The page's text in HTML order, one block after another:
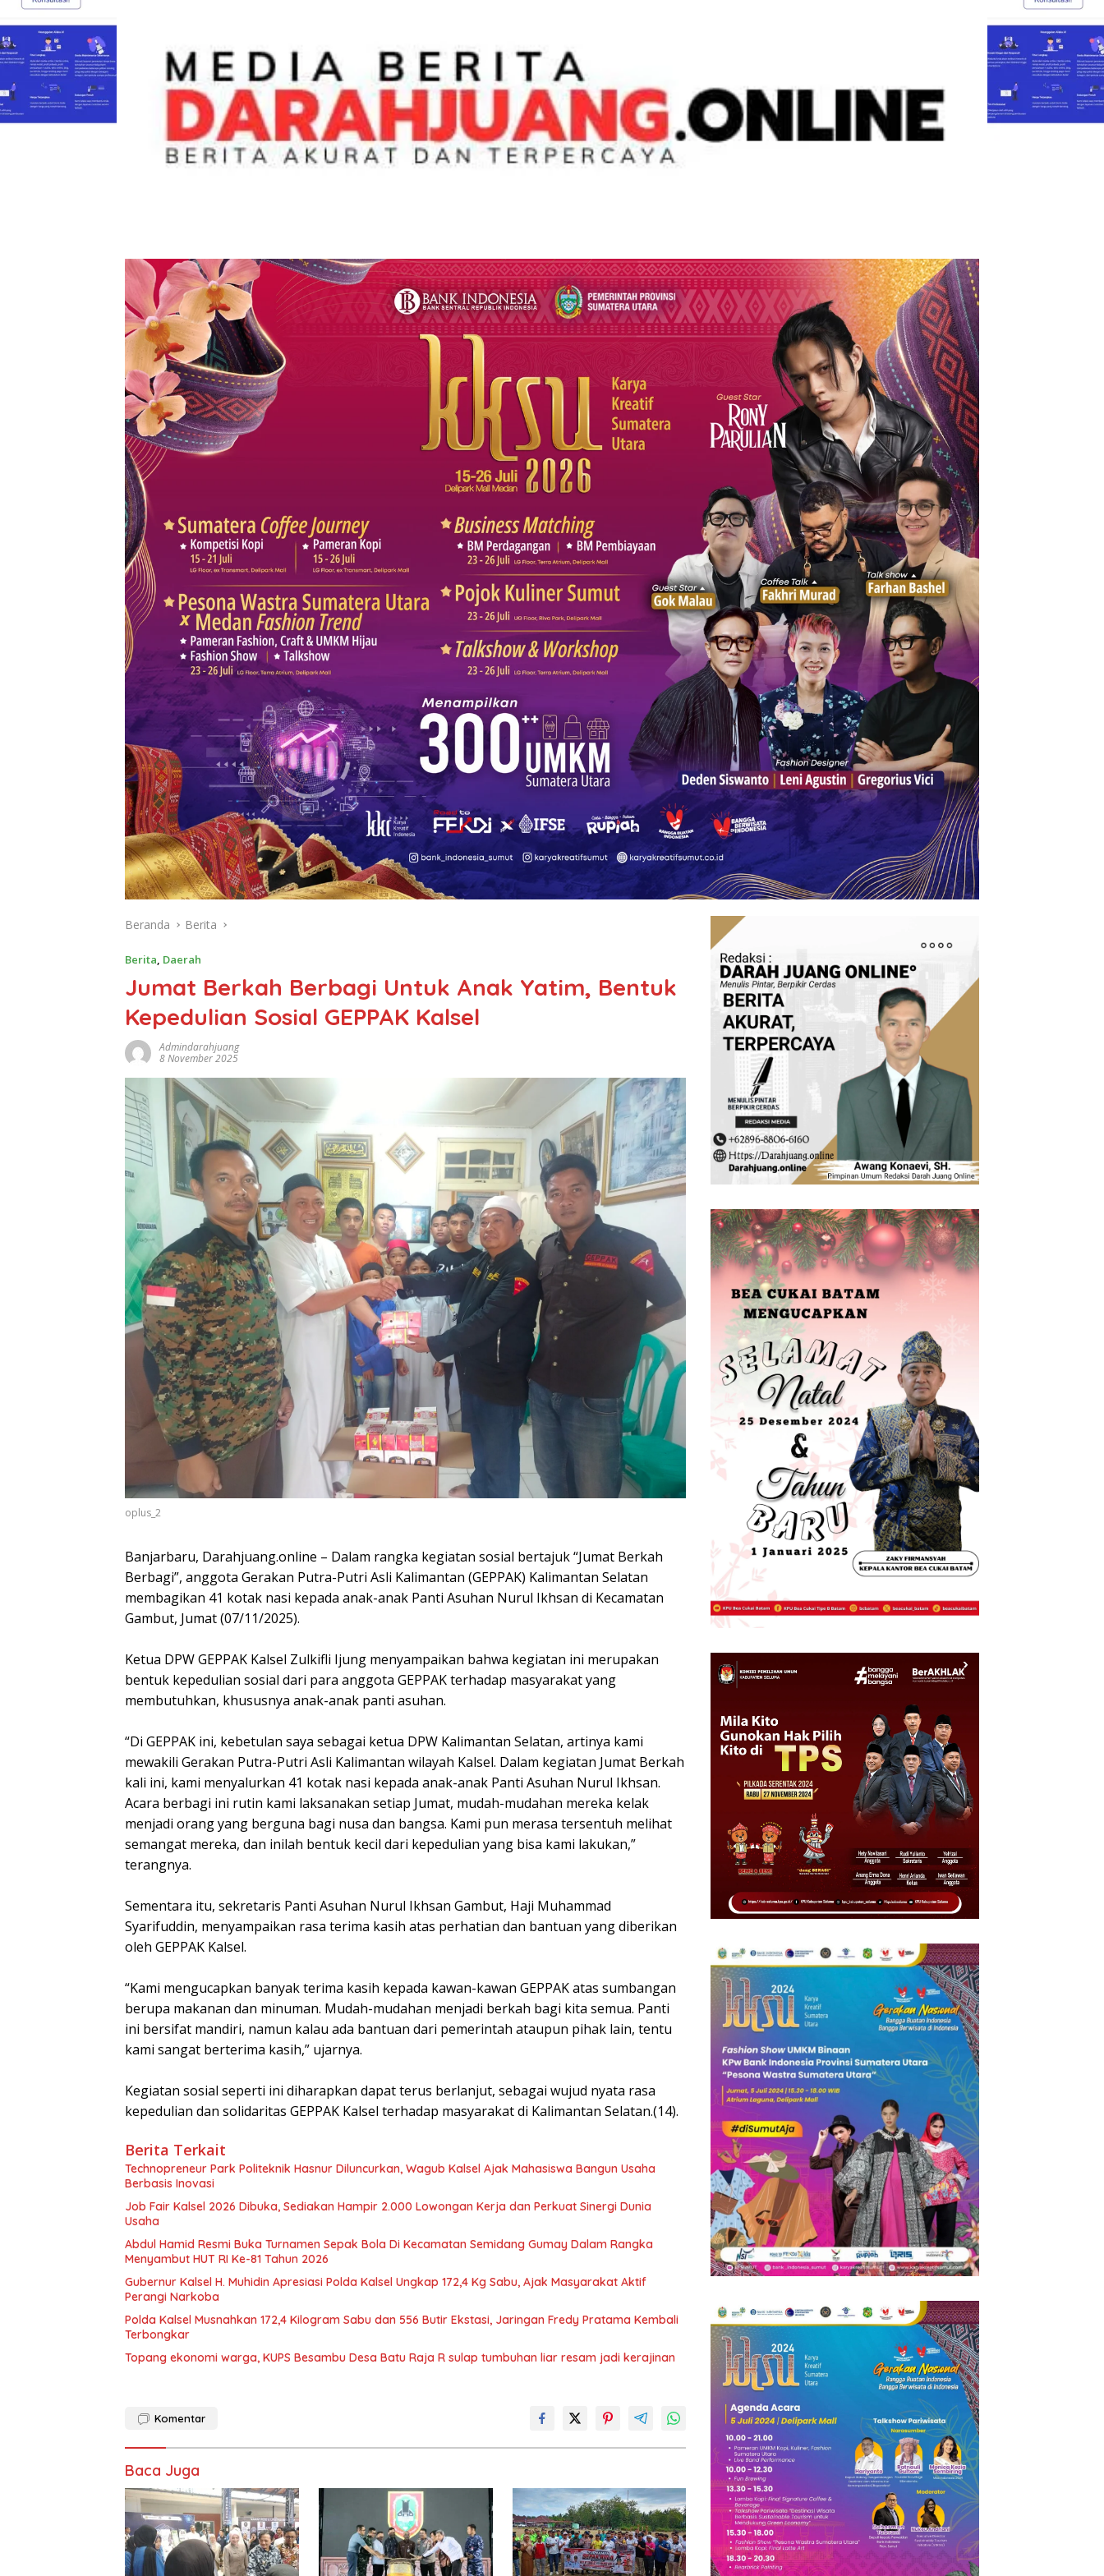
Beranda Berita
Berita, Daerah
Jumat Berkah Berbagi Untuk Anak Yatim, Bentuk
Kepedulian Sosial GEPPAK Kalsel
Admindarahjuang
8 November 2025
oplus_2
Banjarbaru, Darahjuang.online – Dalam rangka kegiatan sosial bertajuk “Jumat Berkah
Berbagi”, anggota Gerakan Putra-Putri Asli Kalimantan (GEPPAK) Kalimantan Selatan
membagikan 41 kotak nasi kepada anak-anak Panti Asuhan Nurul Ikhsan di Kecamatan
Gambut, Jumat (07/11/2025).
Ketua DPW GEPPAK Kalsel Zulkifli Ijung menyampaikan bahwa kegiatan ini merupakan
bentuk kepedulian sosial dari para anggota GEPPAK terhadap masyarakat yang
membutuhkan, khususnya anak-anak panti asuhan.
“Di GEPPAK ini, kebetulan saya sebagai ketua DPW Kalimantan Selatan, artinya kami
mewakili Gerakan Putra-Putri Asli Kalimantan wilayah Kalsel. Dalam kegiatan Jumat Berkah
kali ini, kami menyalurkan 41 kotak nasi kepada anak-anak Panti Asuhan Nurul Ikhsan.
Acara berbagi ini rutin kami laksanakan setiap Jumat, mudah-mudahan mereka kelak
menjadi orang yang berguna bagi nusa dan bangsa. Kami pun merasa tersentuh melihat
semangat mereka, dan inilah bentuk kecil dari kepedulian yang bisa kami lakukan,”
terangnya.
Sementara itu, sekretaris Panti Asuhan Nurul Ikhsan Gambut, Haji Muhammad
Syarifuddin, menyampaikan rasa terima kasih atas perhatian dan bantuan yang diberikan
oleh GEPPAK Kalsel.
“Kami mengucapkan banyak terima kasih kepada kawan-kawan GEPPAK atas sumbangan
berupa makanan dan minuman. Mudah-mudahan menjadi berkah bagi kita semua. Panti
ini bersifat mandiri, namun kalau ada bantuan dari pemerintah ataupun pihak lain, tentu
kami sangat berterima kasih,” ujarnya.
Kegiatan sosial seperti ini diharapkan dapat terus berlanjut, sebagai wujud nyata rasa
kepedulian dan solidaritas GEPPAK Kalsel terhadap masyarakat di Kalimantan Selatan.(14).
Berita Terkait
Technopreneur Park Politeknik Hasnur Diluncurkan, Wagub Kalsel Ajak Mahasiswa Bangun Usaha
Berbasis Inovasi
Job Fair Kalsel 2026 Dibuka, Sediakan Hampir 2.000 Lowongan Kerja dan Perkuat Sinergi Dunia
Usaha
Abdul Hamid Resmi Buka Turnamen Sepak Bola Di Kecamatan Semidang Gumay Dalam Rangka
Menyambut HUT RI Ke-81 Tahun 2026
Gubernur Kalsel H. Muhidin Apresiasi Polda Kalsel Ungkap 172,4 Kg Sabu, Ajak Masyarakat Aktif
Perangi Narkoba
Polda Kalsel Musnahkan 172,4 Kilogram Sabu dan 556 Butir Ekstasi, Jaringan Fredy Pratama Kembali
Terbongkar
Topang ekonomi warga, KUPS Besambu Desa Batu Raja R sulap tumbuhan liar resam jadi kerajinan
Komentar
Baca Juga